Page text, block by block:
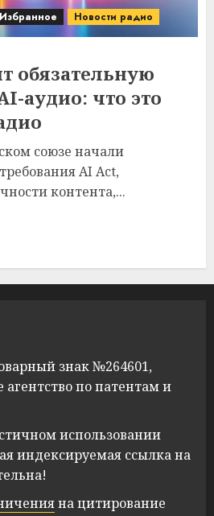
Избранное Новости радио
обязательную
аудио: что это
союзе начали
AI Act,
контента,...
знак №264601,
агентство по патентам и
использовании
индексируемая ссылка на
на цитирование